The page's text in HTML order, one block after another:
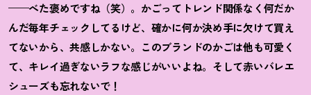
——べた褒めですね（笑）。かごってトレンド関係なく何だか
んだ毎年チェックしてるけど、確かに何か決め手に欠けて買え
てないから、共感しかない。このブランドのかごは他も可愛く
て、キレイ過ぎないラフな感じがいいよね。そして赤いバレエ
シューズも忘れないで！